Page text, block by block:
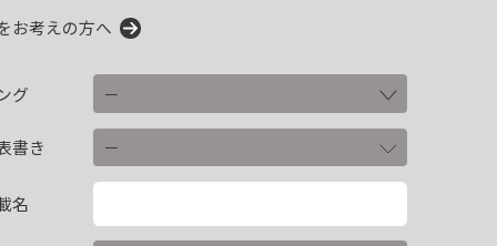
お考えの方へ
グ
書き
名